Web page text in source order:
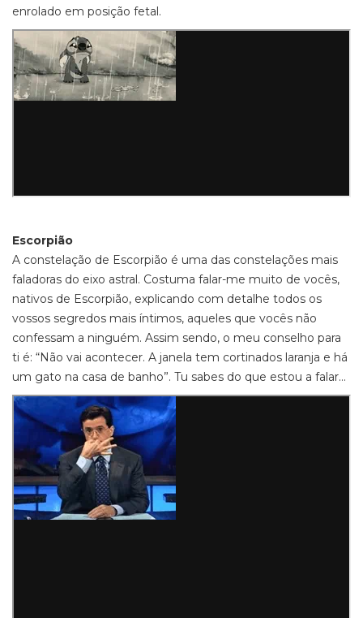
enrolado em posição fetal.
Escorpião
A constelação de Escorpião é uma das constelações mais
faladoras do eixo astral. Costuma falar-me muito de vocês,
nativos de Escorpião, explicando com detalhe todos os
vossos segredos mais íntimos, aqueles que vocês não
confessam a ninguém. Assim sendo, o meu conselho para
ti é: “Não vai acontecer. A janela tem cortinados laranja e há
um gato na casa de banho”. Tu sabes do que estou a falar…